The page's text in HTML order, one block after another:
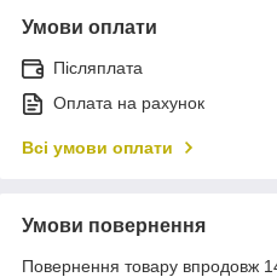
Умови оплати
Післяплата
Оплата на рахунок
Всі умови оплати
Умови повернення
Повернення товару впродовж